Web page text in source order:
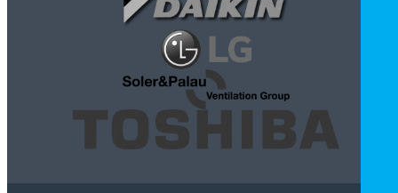
мультізональних систем VRV та іншого.
Якщо ви вирішили придбати кондиціонер Daikin у
нашому магазині -
перевагиочевидні:
- Високоякісна продукція Daikin виготовляється на
заводах в Чехії, Бельгії, Туреччині, Малайзії, Японії.
- Одні з кращих на ринку показників ефективності